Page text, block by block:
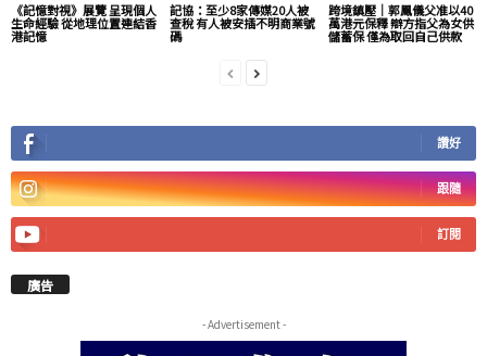
《記憶對視》展覽 呈現個人
生命經驗 從地理位置連結香
港記憶
記協：至少8家傳媒20人被
查稅 有人被安插不明商業號
碼
跨境鎮壓｜郭鳳儀父准以40
萬港元保釋 辯方指父為女供
儲蓄保 僅為取回自己供款
讚好
跟隨
訂閱
廣告
- Advertisement -